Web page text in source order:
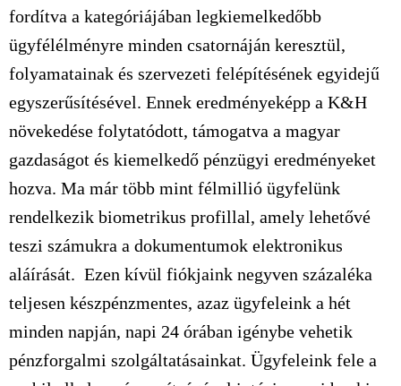
fordítva a kategóriájában legkiemelkedőbb
ügyfélélményre minden csatornáján keresztül,
folyamatainak és szervezeti felépítésének egyidejű
egyszerűsítésével. Ennek eredményeképp a K&H
növekedése folytatódott, támogatva a magyar
gazdaságot és kiemelkedő pénzügyi eredményeket
hozva. Ma már több mint félmillió ügyfelünk
rendelkezik biometrikus profillal, amely lehetővé
teszi számukra a dokumentumok elektronikus
aláírását. Ezen kívül fiókjaink negyven százaléka
teljesen készpénzmentes, azaz ügyfeleink a hét
minden napján, napi 24 órában igénybe vehetik
pénzforgalmi szolgáltatásainkat. Ügyfeleink fele a